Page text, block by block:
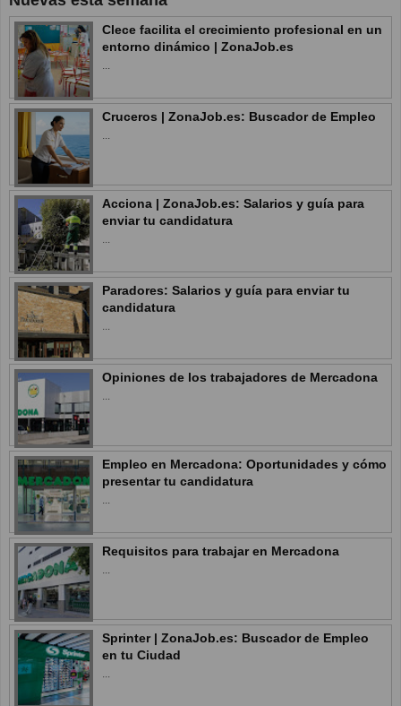
Clece facilita el crecimiento profesional en un
entorno dinámico | ZonaJob.es
...
Cruceros | ZonaJob.es: Buscador de Empleo
...
Acciona | ZonaJob.es: Salarios y guía para
enviar tu candidatura
...
Paradores: Salarios y guía para enviar tu
candidatura
...
Opiniones de los trabajadores de Mercadona
...
Empleo en Mercadona: Oportunidades y cómo
presentar tu candidatura
...
Requisitos para trabajar en Mercadona
...
Sprinter | ZonaJob.es: Buscador de Empleo
en tu Ciudad
...